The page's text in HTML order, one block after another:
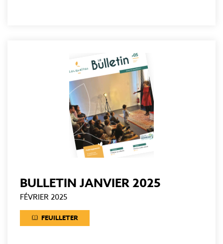
BULLETIN JANVIER 2025
FÉVRIER 2025
FEUILLETER